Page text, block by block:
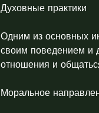
Духовные практики
Одним из основных
своим поведением и
отношения и
Моральное